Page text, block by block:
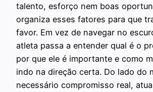
talento, esforço nem boas
organiza esses fatores para que
favor. Em vez de navegar no
atleta passa a entender qual é o
por que ele é importante e como
indo na direção certa. Do lado do
necessário compromisso real,